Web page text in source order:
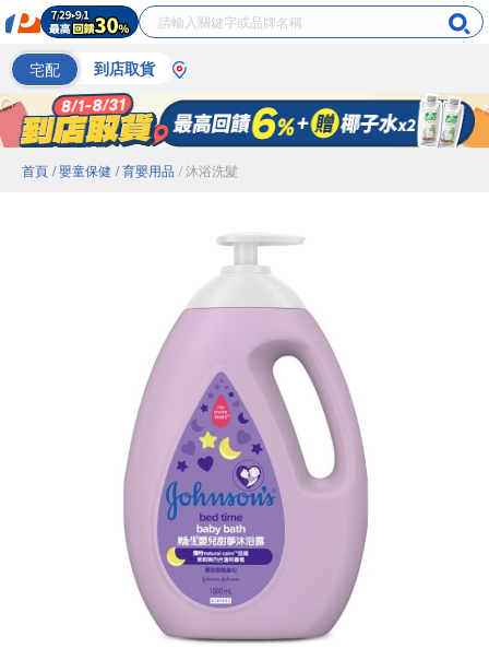
宅配 到店取貨
首頁 / 嬰童保健 / 育嬰用品 / 沐浴洗髮